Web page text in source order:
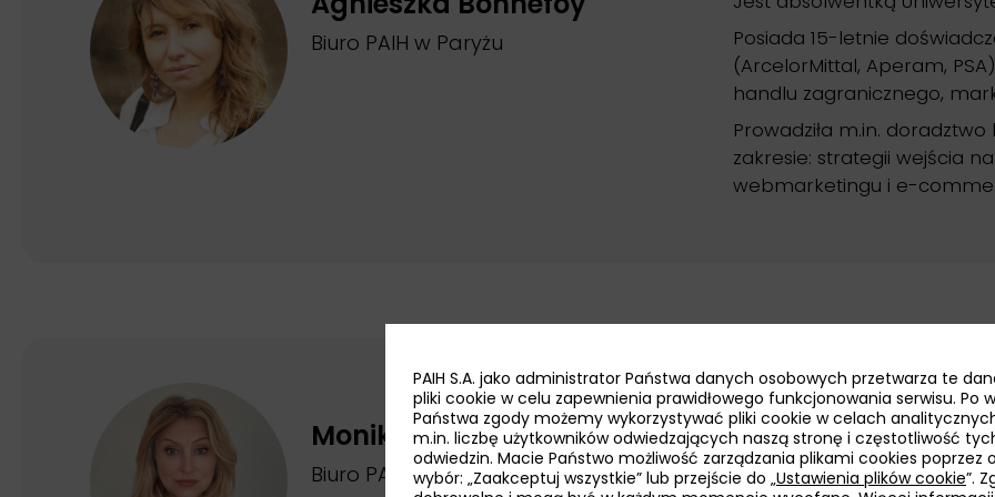
Biuro PAIH w Paryżu
Posiada 15-letnie
(ArcelorMittal, Aperam,
handlu zagranicznego,
Prowadziła m.in.
zakresie: strategii wejścia
webmarketingu i e-
Monika Piwek-Lebeau
Biuro PAIH w Paryżu
Business Development
PAIH w Paryżu.
Od początku swojej kariery
spożywczym i
PAIH S.A. jako administrator Państwa danych osobowych przetwarza te
pliki cookie w celu zapewnienia prawidłowego funkcjonowania serwisu. Po
Państwa zgody możemy wykorzystywać pliki cookie w celach
m.in. liczbę użytkowników odwiedzających naszą stronę i częstotliwość
odwiedzin. Macie Państwo możliwość zarządzania plikami cookies poprzez
wybór: „Zaakceptuj wszystkie” lub przejście do „Ustawienia plików cookie”.